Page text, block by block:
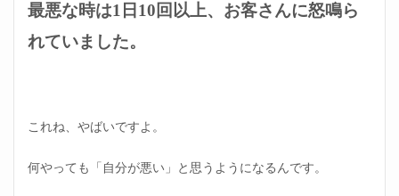
最悪な時は1日10回以上、お客さんに怒鳴ら
れていました。
これね、やばいですよ。
何やっても「自分が悪い」と思うようになるんです。